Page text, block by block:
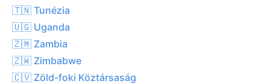
🇹🇳 Tunézia
🇺🇬 Uganda
🇿🇲 Zambia
🇿🇼 Zimbabwe
🇨🇻 Zöld-foki Köztársaság